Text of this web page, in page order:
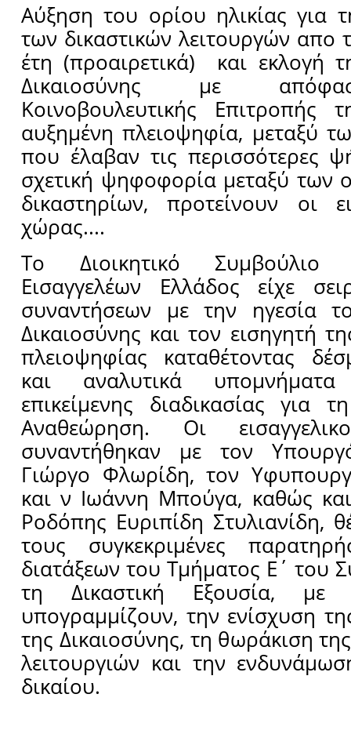
Αύξηση του ορίου ηλικίας για
των δικαστικών λειτουργών
έτη (προαιρετικά) και εκλογή
Δικαιοσύνης με
Κοινοβουλευτικής Επιτροπής
αυξημένη πλειοψηφία, μεταξύ
που έλαβαν τις περισσότερες
σχετική ψηφοφορία μεταξύ των
δικαστηρίων, προτείνουν οι
χώρας....
Το Διοικητικό
Εισαγγελέων Ελλάδος είχε
συναντήσεων με την ηγεσία
Δικαιοσύνης και τον εισηγητή
πλειοψηφίας καταθέτοντας
και αναλυτικά
επικείμενης διαδικασίας για
Αναθεώρηση. Οι
συναντήθηκαν με τον
Γιώργο Φλωρίδη, τον
και ν Ιωάννη Μπούγα, καθώς
Ροδόπης Ευριπίδη Στυλιανίδη,
τους συγκεκριμένες
διατάξεων του Τμήματος Ε΄ του
τη Δικαστική Εξουσία,
υπογραμμίζουν, την ενίσχυση
της Δικαιοσύνης, τη θωράκιση
λειτουργιών και την
δικαίου.